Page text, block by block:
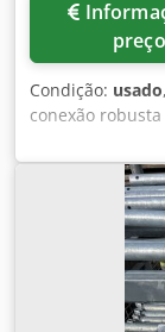
Condição: usado
conexão
Layher
essencial no
proporciona
montantes,
carga do
condições
ao material
qualidade.